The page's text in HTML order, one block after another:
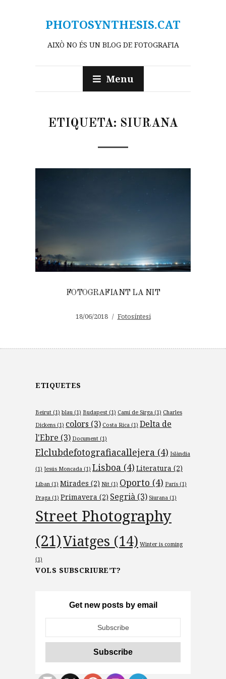
PHOTOSYNTHESIS.CAT
AIXÒ NO ÉS UN BLOG DE FOTOGRAFIA
Menu
ETIQUETA: SIURANA
FOTOGRAFIANT LA NIT
18/06/2018 Fotosíntesi
ETIQUETES
Beirut (1) blau (1) Budapest (1) Camí de Sirga (1) Charles
Dickens (1) colors (3) Costa Rica (1) Delta de
l'Ebre (3) Document (1)
Elclubdefotografiacallejera (4) Islàndia
(1) Jesús Moncada (1) Lisboa (4) Literatura (2)
Líban (1) Mirades (2) Nit (1) Oporto (4) París (1)
Praga (1) Primavera (2) Segrià (3) Siurana (1)
Street Photography
(21)Viatges (14) Winter is coming
(1)
VOLS SUBSCRIURE’T?
Get new posts by email